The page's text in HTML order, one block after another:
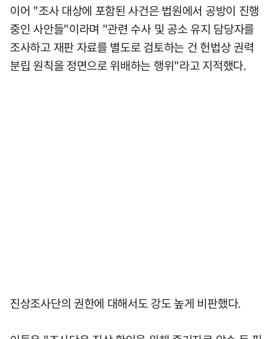
이어 "조사 대상에 포함된 사건은 법원에서 공방이 진행
중인 사안들"이라며 "관련 수사 및 공소 유지 담당자를
조사하고 재판 자료를 별도로 검토하는 건 헌법상 권력
분립 원칙을 정면으로 위배하는 행위"라고 지적했다.
진상조사단의 권한에 대해서도 강도 높게 비판했다.